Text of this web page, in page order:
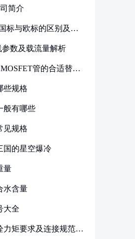
简介
标与欧标的区别及其
参数及载流量解析
管的合适替代
些规格
般有哪些
见规格
国的星空爆冷
量
水含量
大全
力矩要求及连接规范详